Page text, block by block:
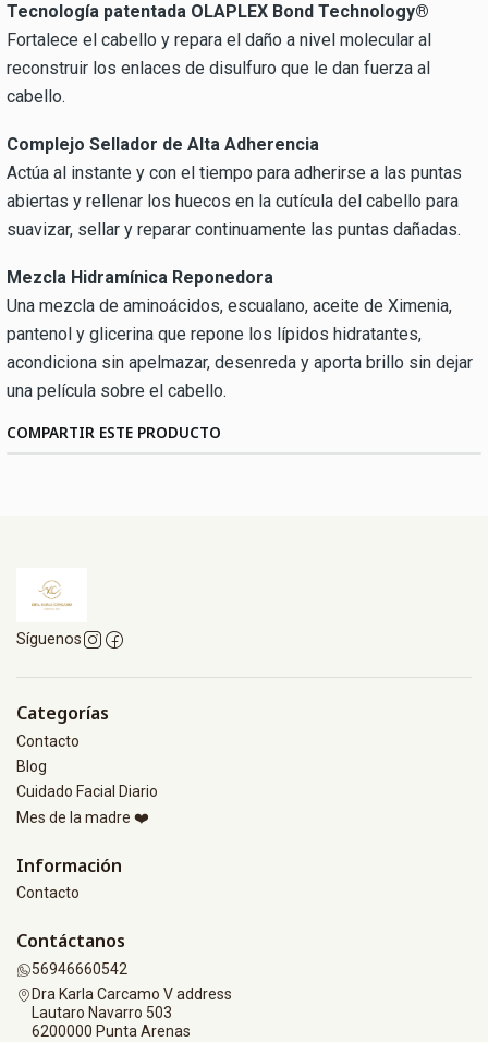
Tecnología patentada OLAPLEX Bond Technology®
Fortalece el cabello y repara el daño a nivel molecular al
reconstruir los enlaces de disulfuro que le dan fuerza al
cabello.
Complejo Sellador de Alta Adherencia
Actúa al instante y con el tiempo para adherirse a las puntas
abiertas y rellenar los huecos en la cutícula del cabello para
suavizar, sellar y reparar continuamente las puntas dañadas.
Mezcla Hidramínica Reponedora
Una mezcla de aminoácidos, escualano, aceite de Ximenia,
pantenol y glicerina que repone los lípidos hidratantes,
acondiciona sin apelmazar, desenreda y aporta brillo sin dejar
una película sobre el cabello.
COMPARTIR ESTE PRODUCTO
Síguenos
Categorías
Contacto
Blog
Cuidado Facial Diario
Mes de la madre ❤️
Información
Contacto
Contáctanos
56946660542
Dra Karla Carcamo V address
Lautaro Navarro 503
6200000 Punta Arenas